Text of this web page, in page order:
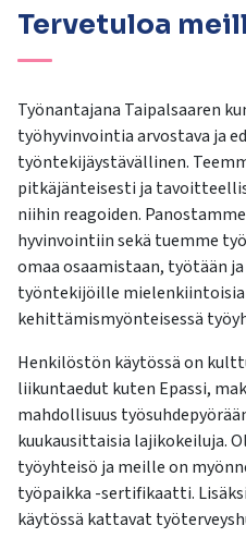
Siirry
painamalla
enteriä.
Kosketuslaitteiden
käyttäjät
voivat
käyttää
kosketus-
ja
pyyhkäisyliikkeitä.
Kulttuuri ja vapaa-aika
Työ ja yrittäminen
Tervetuloa
Työnantajana Taipalsaaren
työhyvinvointia arvostava ja
työntekijäystävällinen.
pitkäjänteisesti ja
niihin reagoiden.
hyvinvointiin sekä tuemme
omaa osaamistaan, työtään
työntekijöille
kehittämismyönteisessä
Henkilöstön käytössä on
liikuntaedut kuten Epassi,
mahdollisuus
kuukausittaisia lajikokeiluja.
työyhteisö ja meille on
työpaikka -sertifikaatti.
käytössä kattavat